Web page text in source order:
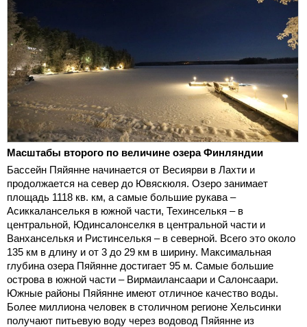
Масштабы второго по величине озера Финляндии
Бассейн Пяйянне начинается от Весиярви в Лахти и
продолжается на север до Ювяскюля. Озеро занимает
площадь 1118 кв. км, а самые большие рукава –
Асиккаланселькя в южной части, Техинселькя – в
центральной, Юдинсалонселкя в центральной части и
Ванханселькя и Ристинселькя – в северной. Всего это около
135 км в длину и от 3 до 29 км в ширину. Максимальная
глубина озера Пяйянне достигает 95 м. Самые большие
острова в южной части – Вирмаилансаари и Салонсаари.
Южные районы Пяйянне имеют отличное качество воды.
Более миллиона человек в столичном регионе Хельсинки
получают питьевую воду через водовод Пяйянне из